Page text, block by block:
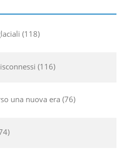
118
116
una nuova era 76